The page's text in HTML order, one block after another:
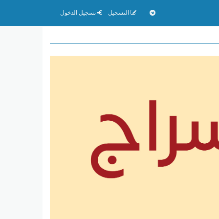
التسجيل تسجيل الدخول